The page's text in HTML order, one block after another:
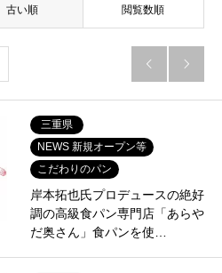
古い順 閲覧数順
 
三重県
NEWS 新規オープン等
こだわりのパン
岸本拓也氏プロデュースの絶好
調の高級食パン専門店「あらや
だ奥さん」食パンを使…